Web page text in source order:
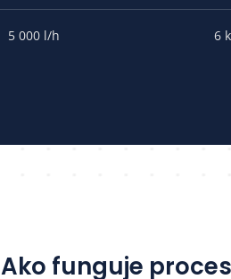
5 000 l/h 6
Ako funguje